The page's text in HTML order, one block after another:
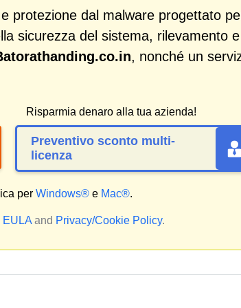
protezione dal malware progettato
sicurezza del sistema, rilevamento e
, nonché un
Risparmia denaro alla tua azienda!
Preventivo sconto multi-
licenza
per Windows® e Mac®.
EULA and Privacy/Cookie Policy.